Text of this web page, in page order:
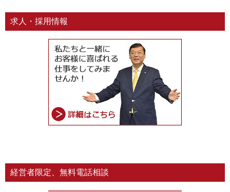
求人・採用情報
経営者限定、無料電話相談